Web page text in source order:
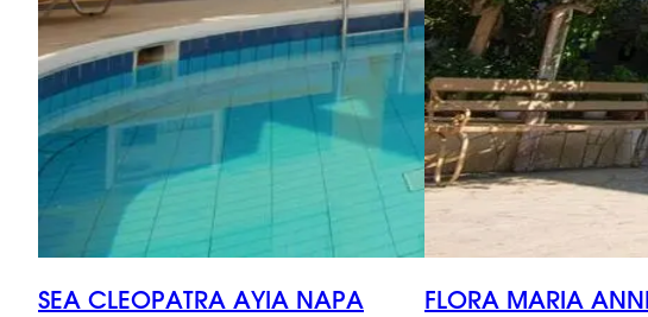
SEA CLEOPATRA AYIA NAPA
FLORA MARIA